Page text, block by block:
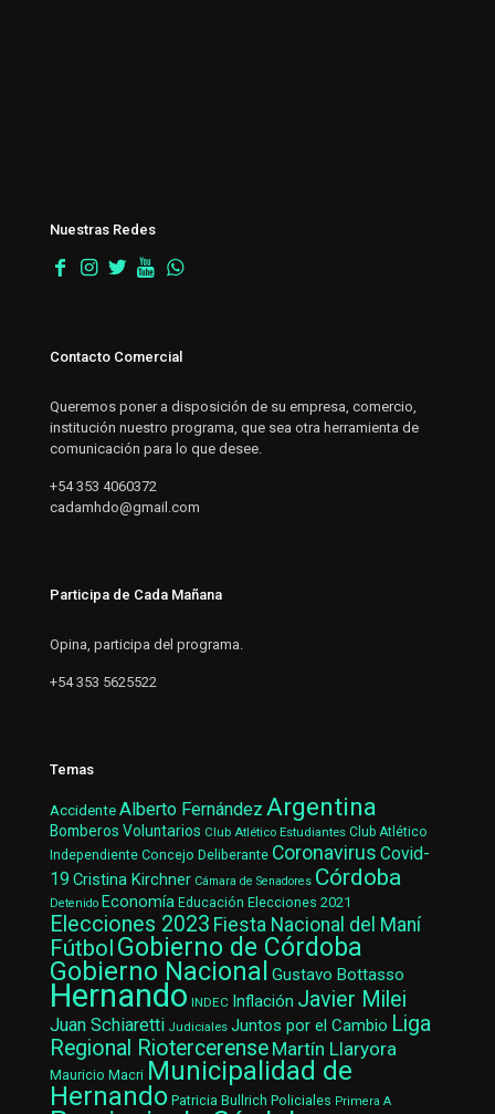
Nuestras Redes
Contacto Comercial
Queremos poner a disposición de su empresa, comercio,
institución nuestro programa, que sea otra herramienta de
comunicación para lo que desee.
+54 353 4060372
cadamhdo@gmail.com
Participa de Cada Mañana
Opina, participa del programa.
+54 353 5625522
Temas
AccidenteAlberto Fernández Argentina
Bomberos Voluntarios Club Atlético Estudiantes Club Atlético
Independiente Concejo Deliberante Coronavirus Covid-
19 Cristina Kirchner Cámara de Senadores Córdoba
Detenido Economía Educación Elecciones 2021
Elecciones 2023 Fiesta Nacional del Maní
Fútbol Gobierno de Córdoba
Gobierno Nacional Gustavo Bottasso
Hernando INDEC Inflación Javier Milei
Juan Schiaretti Judiciales Juntos por el Cambio Liga
Regional Riotercerense Martín Llaryora
Mauricio Macri Municipalidad de
Hernando Patricia Bullrich Policiales Primera A